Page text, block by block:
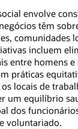
envolve
têm
comunidades
incluem
entre homens e
práticas
locais de
um equilíbrio
dos
voluntariado.